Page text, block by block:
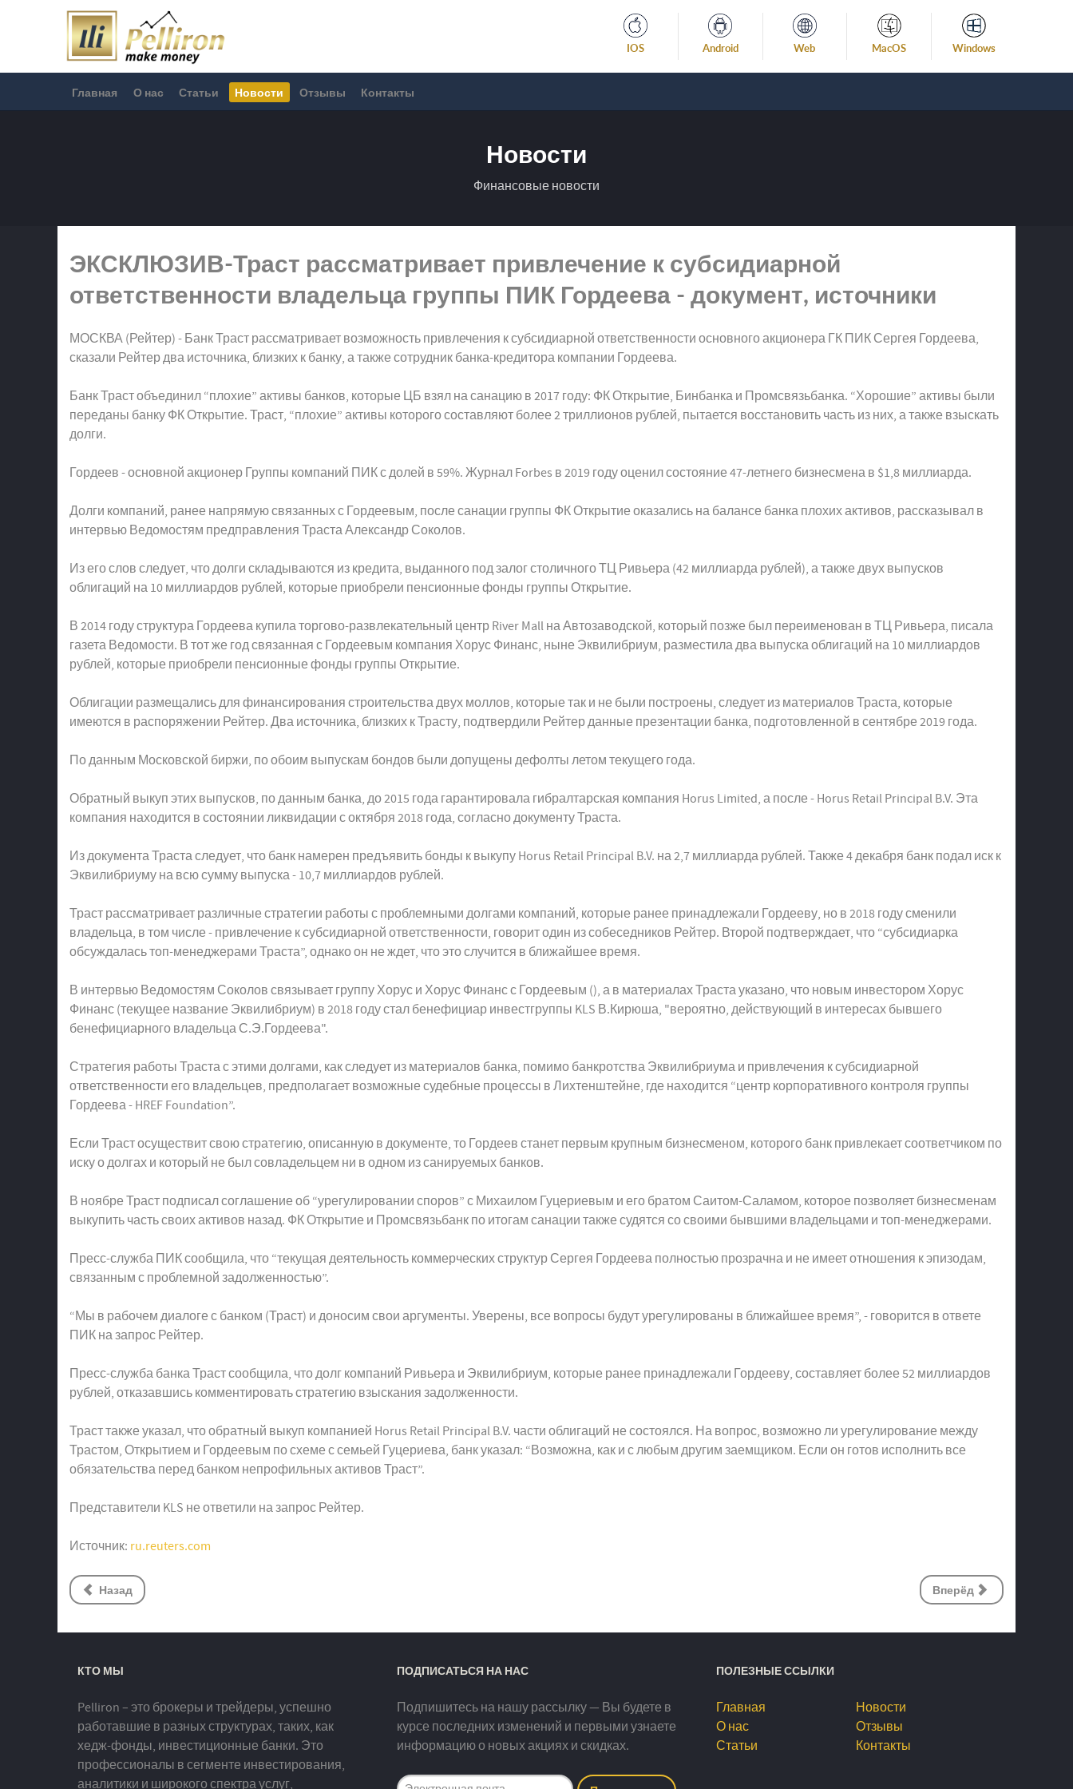
IOS Android Web MacOS Windows
Главная О нас Статьи Новости Отзывы Контакты
Новости
Финансовые новости
ЭКСКЛЮЗИВ-Траст рассматривает привлечение к субсидиарной
ответственности владельца группы ПИК Гордеева - документ, источники
МОСКВА (Рейтер) - Банк Траст рассматривает возможность привлечения к субсидиарной ответственности основного акционера ГК ПИК Сергея Гордеева,
сказали Рейтер два источника, близких к банку, а также сотрудник банка-кредитора компании Гордеева.
Банк Траст объединил “плохие” активы банков, которые ЦБ взял на санацию в 2017 году: ФК Открытие, Бинбанка и Промсвязьбанка. “Хорошие” активы были
переданы банку ФК Открытие. Траст, “плохие” активы которого составляют более 2 триллионов рублей, пытается восстановить часть из них, а также взыскать
долги.
Гордеев - основной акционер Группы компаний ПИК с долей в 59%. Журнал Forbes в 2019 году оценил состояние 47-летнего бизнесмена в $1,8 миллиарда.
Долги компаний, ранее напрямую связанных с Гордеевым, после санации группы ФК Открытие оказались на балансе банка плохих активов, рассказывал в
интервью Ведомостям предправления Траста Александр Соколов.
Из его слов следует, что долги складываются из кредита, выданного под залог столичного ТЦ Ривьера (42 миллиарда рублей), а также двух выпусков
облигаций на 10 миллиардов рублей, которые приобрели пенсионные фонды группы Открытие.
В 2014 году структура Гордеева купила торгово-развлекательный центр River Mall на Автозаводской, который позже был переименован в ТЦ Ривьера, писала
газета Ведомости. В тот же год связанная с Гордеевым компания Хорус Финанс, ныне Эквилибриум, разместила два выпуска облигаций на 10 миллиардов
рублей, которые приобрели пенсионные фонды группы Открытие.
Облигации размещались для финансирования строительства двух моллов, которые так и не были построены, следует из материалов Траста, которые
имеются в распоряжении Рейтер. Два источника, близких к Трасту, подтвердили Рейтер данные презентации банка, подготовленной в сентябре 2019 года.
По данным Московской биржи, по обоим выпускам бондов были допущены дефолты летом текущего года.
Обратный выкуп этих выпусков, по данным банка, до 2015 года гарантировала гибралтарская компания Horus Limited, а после - Horus Retail Principal B.V. Эта
компания находится в состоянии ликвидации с октября 2018 года, согласно документу Траста.
Из документа Траста следует, что банк намерен предъявить бонды к выкупу Horus Retail Principal B.V. на 2,7 миллиарда рублей. Также 4 декабря банк подал иск к
Эквилибриуму на всю сумму выпуска - 10,7 миллиардов рублей.
Траст рассматривает различные стратегии работы с проблемными долгами компаний, которые ранее принадлежали Гордееву, но в 2018 году сменили
владельца, в том числе - привлечение к субсидиарной ответственности, говорит один из собеседников Рейтер. Второй подтверждает, что “субсидиарка
обсуждалась топ-менеджерами Траста”, однако он не ждет, что это случится в ближайшее время.
В интервью Ведомостям Соколов связывает группу Хорус и Хорус Финанс с Гордеевым (), а в материалах Траста указано, что новым инвестором Хорус
Финанс (текущее название Эквилибриум) в 2018 году стал бенефициар инвестгруппы KLS В.Кирюша, "вероятно, действующий в интересах бывшего
бенефициарного владельца С.Э.Гордеева".
Стратегия работы Траста с этими долгами, как следует из материалов банка, помимо банкротства Эквилибриума и привлечения к субсидиарной
ответственности его владельцев, предполагает возможные судебные процессы в Лихтенштейне, где находится “центр корпоративного контроля группы
Гордеева - HREF Foundation”.
Если Траст осуществит свою стратегию, описанную в документе, то Гордеев станет первым крупным бизнесменом, которого банк привлекает соответчиком по
иску о долгах и который не был совладельцем ни в одном из санируемых банков.
В ноябре Траст подписал соглашение об “урегулировании споров” с Михаилом Гуцериевым и его братом Саитом-Саламом, которое позволяет бизнесменам
выкупить часть своих активов назад. ФК Открытие и Промсвязьбанк по итогам санации также судятся со своими бывшими владельцами и топ-менеджерами.
Пресс-служба ПИК сообщила, что “текущая деятельность коммерческих структур Сергея Гордеева полностью прозрачна и не имеет отношения к эпизодам,
связанным с проблемной задолженностью”.
“Мы в рабочем диалоге с банком (Траст) и доносим свои аргументы. Уверены, все вопросы будут урегулированы в ближайшее время”, - говорится в ответе
ПИК на запрос Рейтер.
Пресс-служба банка Траст сообщила, что долг компаний Ривьера и Эквилибриум, которые ранее принадлежали Гордееву, составляет более 52 миллиардов
рублей, отказавшись комментировать стратегию взыскания задолженности.
Траст также указал, что обратный выкуп компанией Horus Retail Principal B.V. части облигаций не состоялся. На вопрос, возможно ли урегулирование между
Трастом, Открытием и Гордеевым по схеме с семьей Гуцериева, банк указал: “Возможна, как и с любым другим заемщиком. Если он готов исполнить все
обязательства перед банком непрофильных активов Траст”.
Представители KLS не ответили на запрос Рейтер.
Источник: ru.reuters.com
Назад Вперёд
КТО МЫ
Pelliron – это брокеры и трейдеры, успешно
работавшие в разных структурах, таких, как
хедж-фонды, инвестиционные банки. Это
профессионалы в сегменте инвестирования,
аналитики и широкого спектра услуг,
ПОДПИСАТЬСЯ НА НАС
Подпишитесь на нашу рассылку — Вы будете в
курсе последних изменений и первыми узнаете
информацию о новых акциях и скидках.
ПОЛЕЗНЫЕ ССЫЛКИ
Главная
О нас
Статьи
Новости
Отзывы
Контакты